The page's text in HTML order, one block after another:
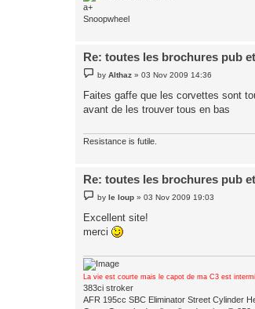
a+
Snoopwheel
Re: toutes les brochures pub
P
o
s
t
byAlthaz »03 Nov 2009 14:36
Faites gaffe que les corvettes sont
avant de les trouver tous en bas
Resistance is futile.
Re: toutes les brochures pub
P
o
t
byle loup »03 Nov 2009 19:03
Excellent site!
merci
La vie est courte mais le capot de ma C3 est
383ci stroker
AFR 195cc SBC Eliminator Street Cylinder